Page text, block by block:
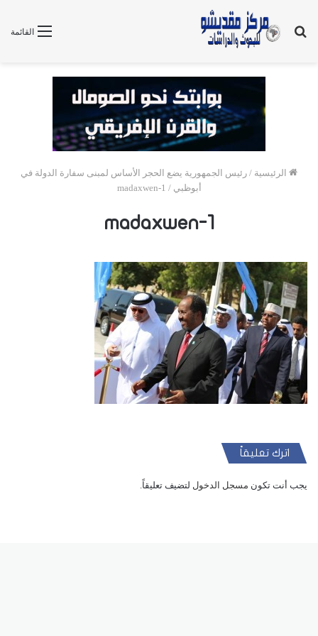
القائمة
بحث
الرئيسية / رئيس الجمهورية يضع الحجر الأساس لمبنى سفارة الدولة في
أبوظبي /
madaxwen-1
madaxwen-1
اترك تعليقاً
يجب أنت تكون مسجل الدخول لتضيف تعليقاً.